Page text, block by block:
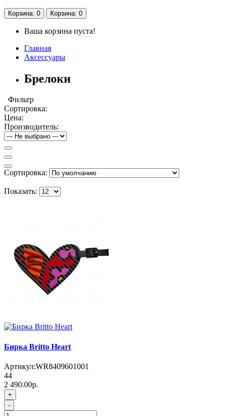
Корзина: 0 Корзина: 0
Ваша корзина пуста!
Главная
Аксессуары
Брелоки
Фильтр
Сортировка:
Цена:
Производитель:
Сортировка:
Показать:
Бирка Britto Heart
Артикул:WR8409601001
44
2 490.00р.
+
-